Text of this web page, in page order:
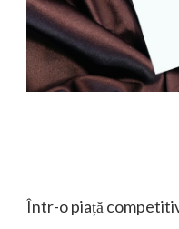
Într-o piață